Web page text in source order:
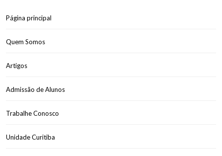
Página principal
Quem Somos
Artigos
Admissão de Alunos
Trabalhe Conosco
Unidade Curitiba